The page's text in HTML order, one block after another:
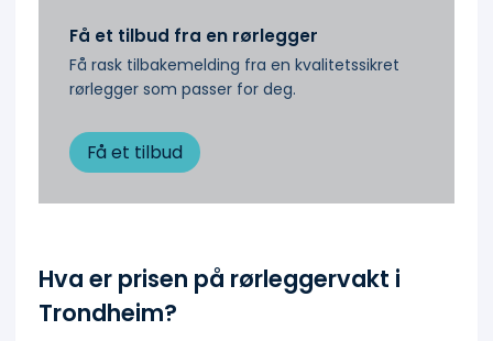
Få et tilbud fra en rørlegger
Få rask tilbakemelding fra en kvalitetssikret
rørlegger som passer for deg.
Få et tilbud
Hva er prisen på rørleggervakt i
Trondheim?